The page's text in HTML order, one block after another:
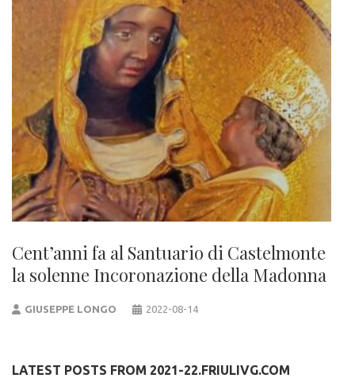
Cent’anni fa al Santuario di Castelmonte
la solenne Incoronazione della Madonna
GIUSEPPE LONGO 2022-08-14
LATEST POSTS FROM 2021-22.FRIULIVG.COM